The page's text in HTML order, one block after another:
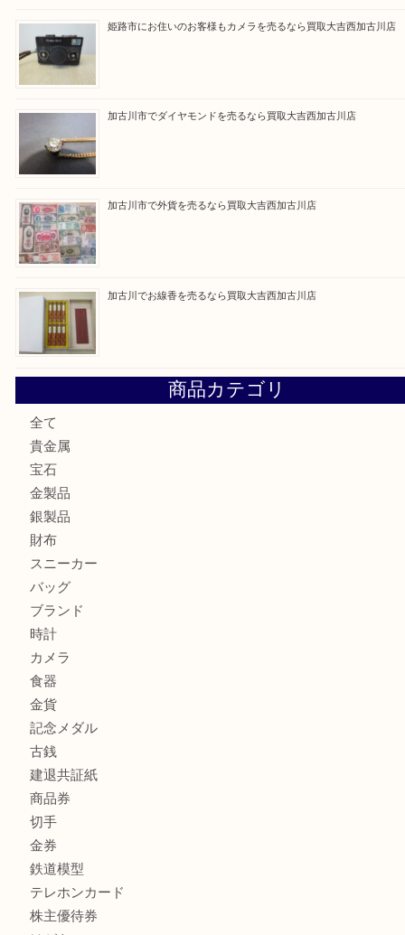
Facebook
Twitter
Line
最近の投稿
全て
貴金属
宝石
金製品
銀製品
財布
スニーカー
バッグ